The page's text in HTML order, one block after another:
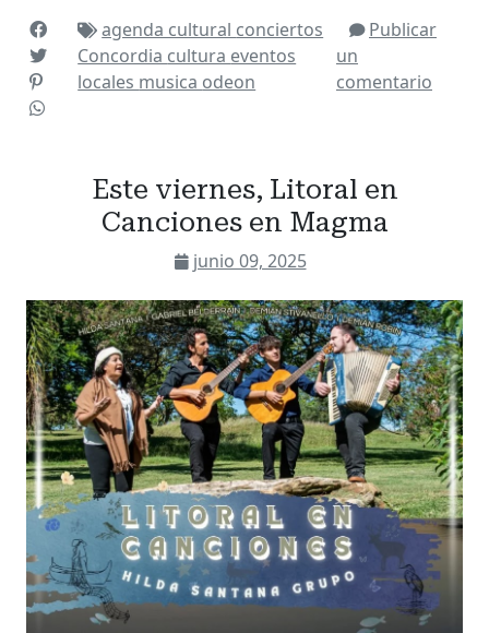
agenda cultural conciertos
Concordia cultura eventos
locales musica odeon
Publicar
un
comentario
Este viernes, Litoral en
Canciones en Magma
junio 09, 2025